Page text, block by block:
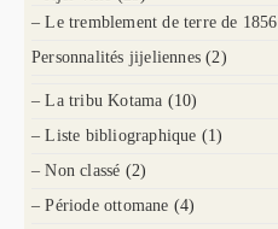
– Le tremblement de terre de 1856
Personnalités jijeliennes (2)
– La tribu Kotama (10)
– Liste bibliographique (1)
– Non classé (2)
– Période ottomane (4)